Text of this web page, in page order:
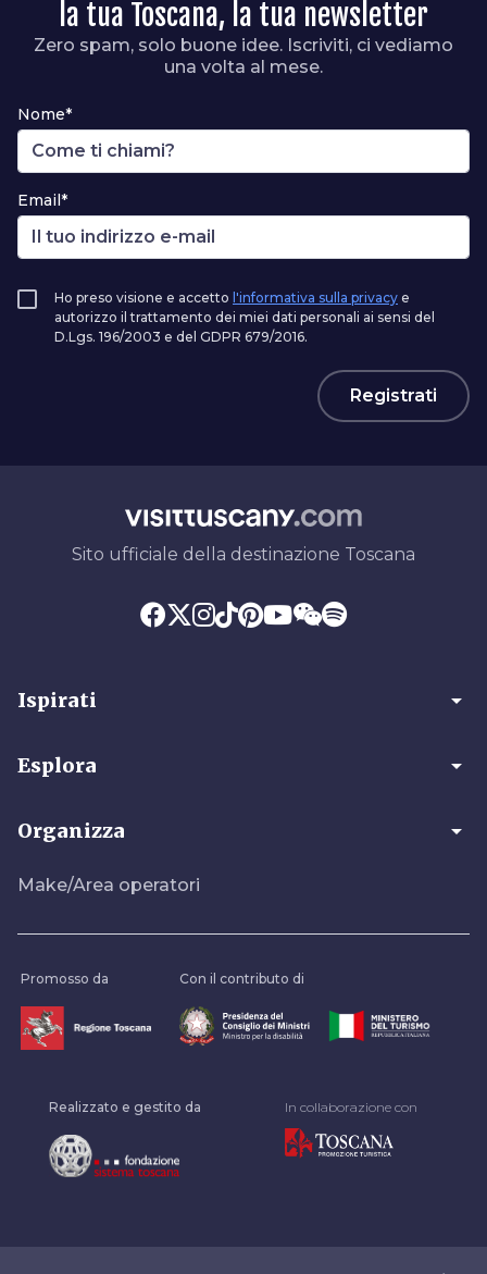
la tua Toscana, la tua newsletter
Zero spam, solo buone idee. Iscriviti, ci vediamo
una volta al mese.
Nome*
Email*
Ho preso visione e accetto l'informativa sulla privacy e
autorizzo il trattamento dei miei dati personali ai sensi del
D.Lgs. 196/2003 e del GDPR 679/2016.
Registrati
Sito ufficiale della destinazione Toscana
Ispirati arrow_drop_down
Esplora arrow_drop_down
Organizza arrow_drop_down
Make/Area operatori
Promosso da Con il contributo di
Realizzato e gestito da In collaborazione con